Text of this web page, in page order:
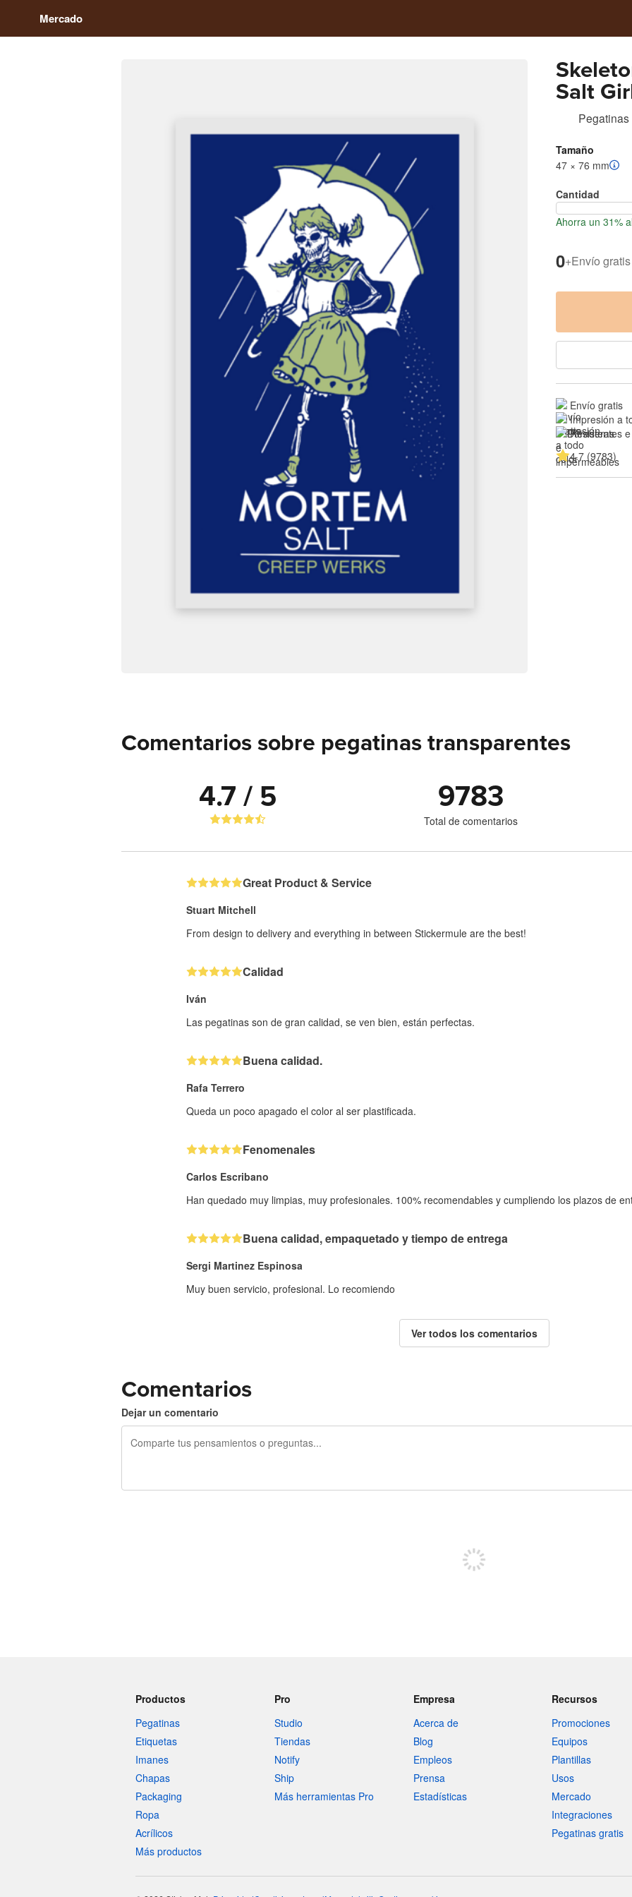
Mercado
Salt
Tamaño
47 × 76 mm
Cantidad
Ahorra un 31%
0+Envío gratis
Envío gratis
Impresión a
Resistentes e
4.7 (9783)
Comentarios sobre pegatinas transparentes
4.7 / 5 9783
Total de comentarios
Great Product & Service
Stuart Mitchell
From design to delivery and everything in between Stickermule are the best!
Calidad
Iván
Las pegatinas son de gran calidad, se ven bien, están perfectas.
Buena calidad.
Rafa Terrero
Queda un poco apagado el color al ser plastificada.
Fenomenales
Carlos Escribano
Han quedado muy limpias, muy profesionales. 100% recomendables y cumpliendo los plazos de
Buena calidad, empaquetado y tiempo de entrega
Sergi Martinez Espinosa
Muy buen servicio, profesional. Lo recomiendo
Ver todos los comentarios
Comentarios
Dejar un comentario
Productos
Pegatinas
Etiquetas
Imanes
Chapas
Packaging
Ropa
Acrílicos
Más productos
Pro
Studio
Tiendas
Notify
Ship
Más herramientas Pro
Empresa
Acerca de
Blog
Empleos
Prensa
Estadísticas
Recursos
Promociones
Equipos
Plantillas
Usos
Mercado
Integraciones
Pegatinas gratis